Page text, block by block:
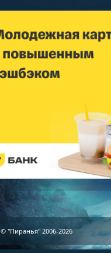
© "Пиранья" 2006-2026